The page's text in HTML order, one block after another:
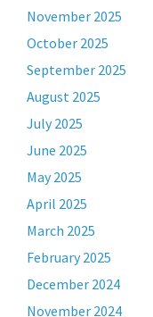
November 2025
October 2025
September 2025
August 2025
July 2025
June 2025
May 2025
April 2025
March 2025
February 2025
December 2024
November 2024